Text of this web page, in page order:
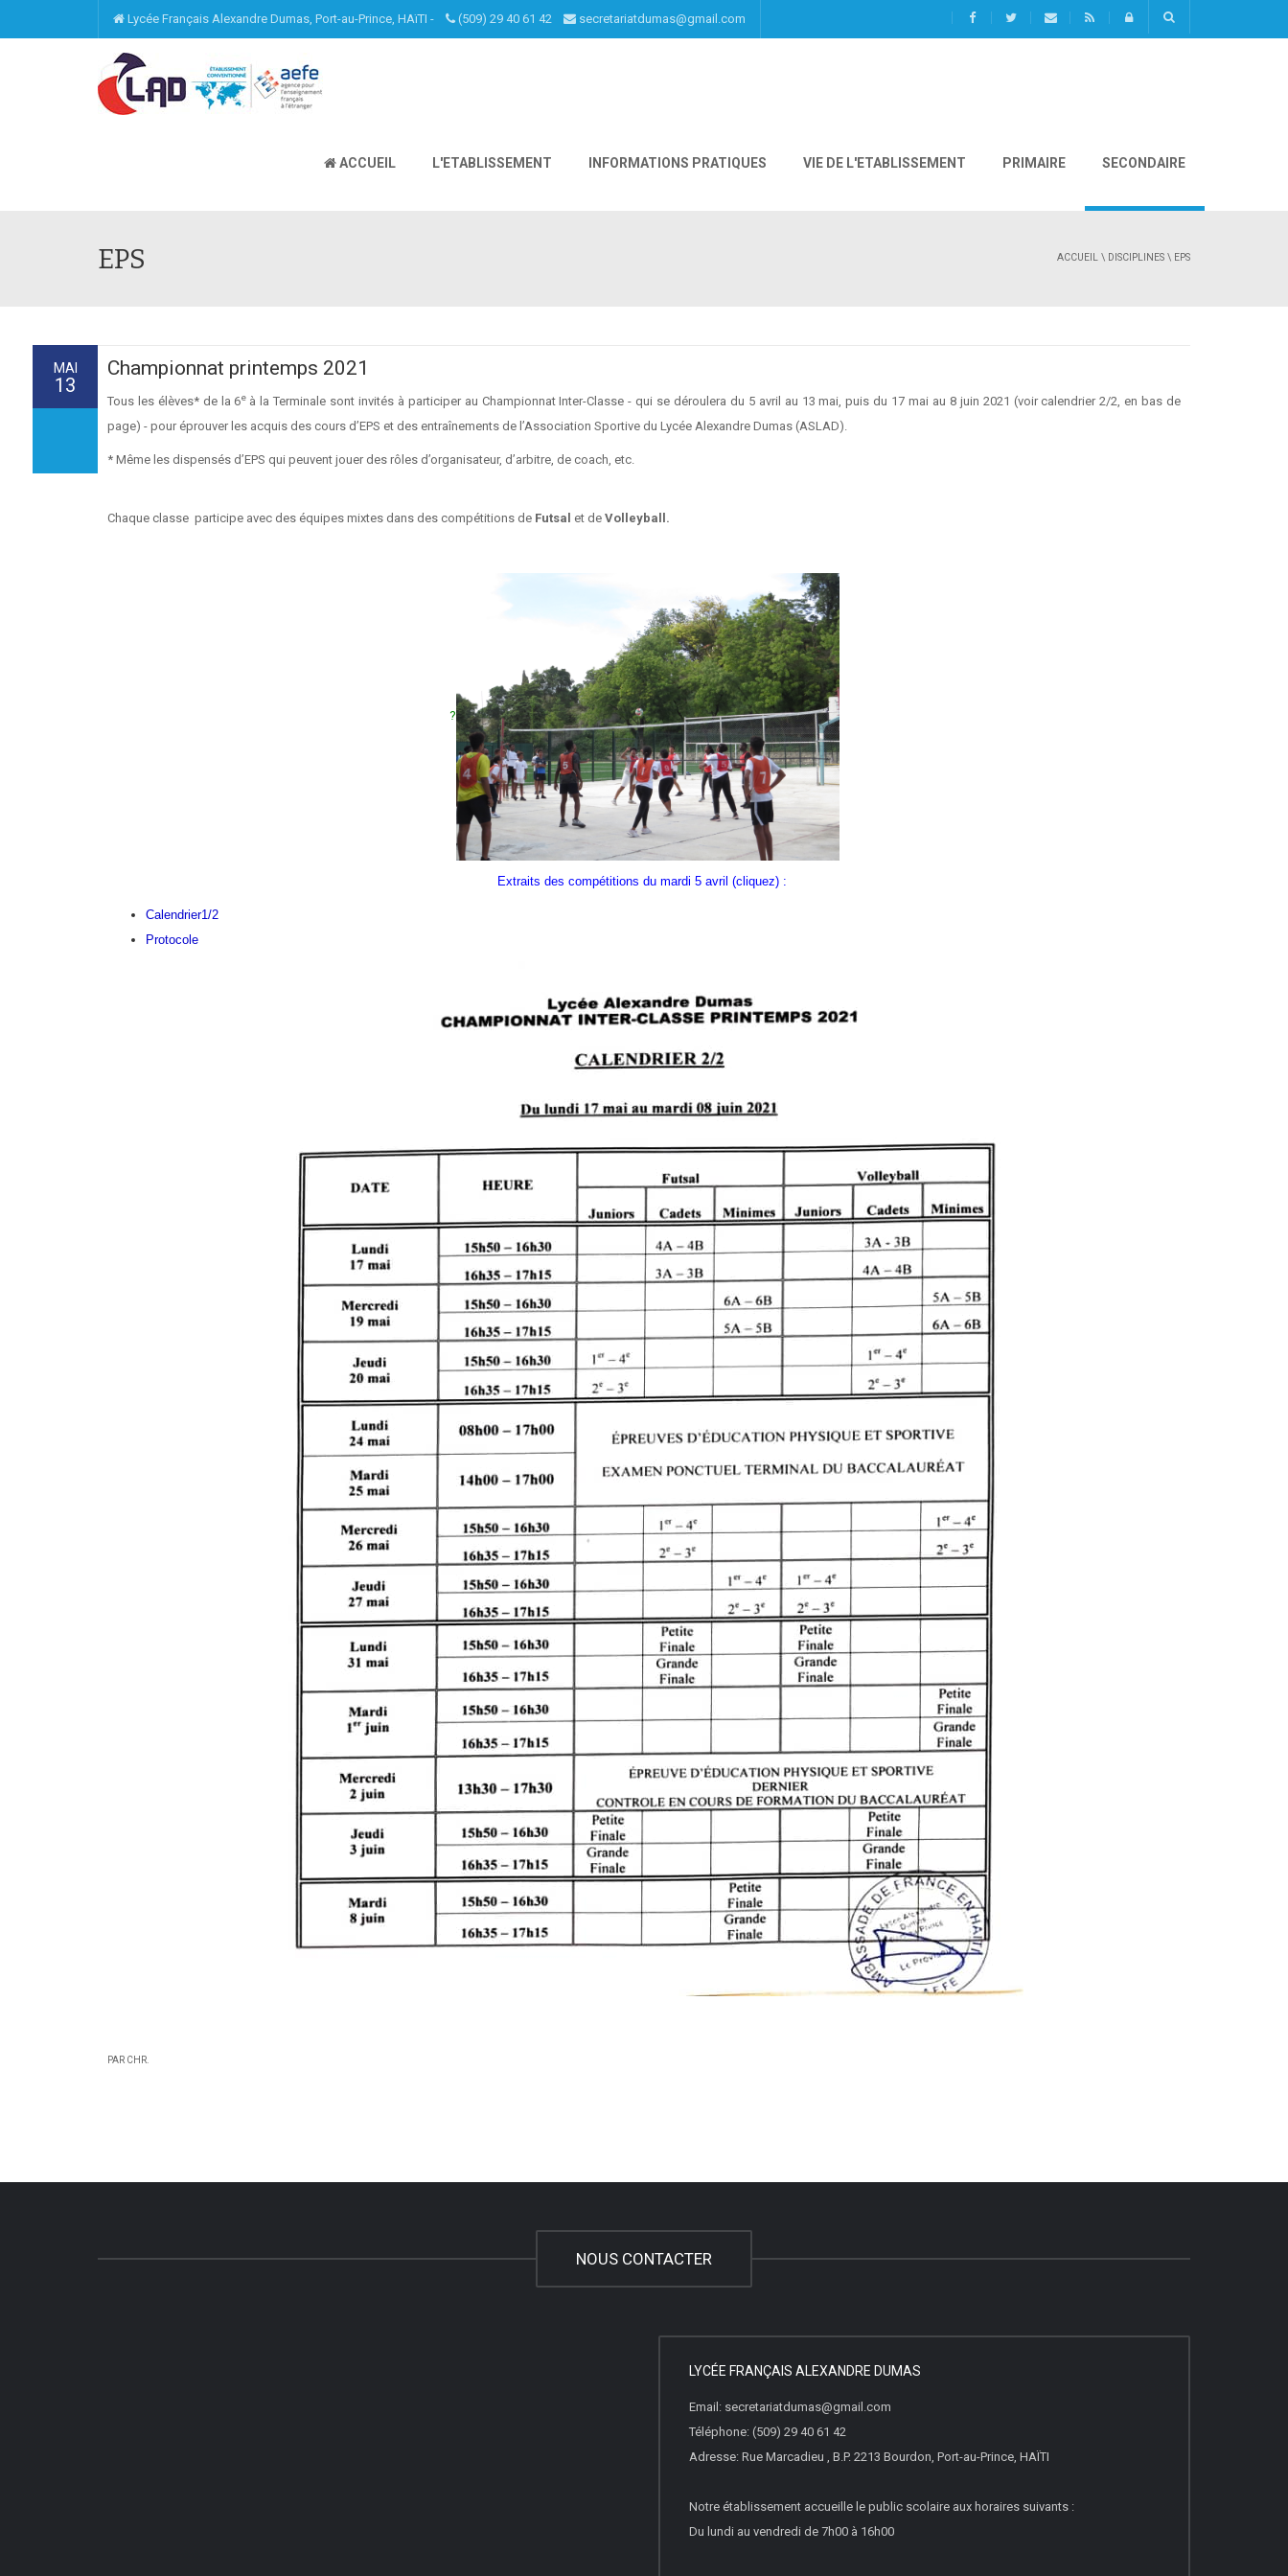
Lycée Français Alexandre Dumas, Port-au-Prince, HAïTI - (509) 29 40 61 42 secretariatdumas@gmail.com
ACCUEIL L'ETABLISSEMENT INFORMATIONS PRATIQUES VIE DE L'ETABLISSEMENT PRIMAIRE SECONDAIRE
EPS ACCUEIL \ DISCIPLINES \ EPS
Championnat printemps 2021
Tous les élèves* de la 6eà la Terminale sont invités à participer au Championnat Inter-Classe - qui se déroulera du 5 avril au 13 mai, puis du 17 mai au 8 juin 2021 (voir calendrier 2/2, en bas de
page) - pour éprouver les acquis des cours d’EPS et des entraînements de l’Association Sportive du Lycée Alexandre Dumas (ASLAD).
* Même les dispensés d’EPS qui peuvent jouer des rôles d’organisateur, d’arbitre, de coach, etc.
Chaque classe participe avec des équipes mixtes dans des compétitions de Futsal et de Volleyball.
?
Extraits des compétitions du mardi 5 avril (cliquez) :
Calendrier1/2
Protocole
PAR CHR.
MAI
13
NOUS CONTACTER
LYCÉE FRANÇAIS ALEXANDRE DUMAS
Email: secretariatdumas@gmail.com
Téléphone: (509) 29 40 61 42
Adresse: Rue Marcadieu , B.P. 2213 Bourdon, Port-au-Prince, HAÏTI
Notre établissement accueille le public scolaire aux horaires suivants :
Du lundi au vendredi de 7h00 à 16h00